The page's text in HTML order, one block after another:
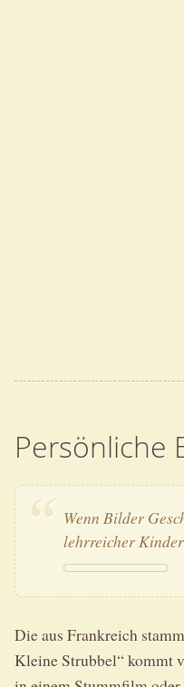
Persönliche
Wenn Bilder
lehrreicher
Die aus Frankreich
Kleine Strubbel“ kommt